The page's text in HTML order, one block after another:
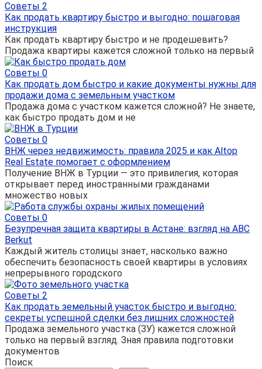
Советы 2
Как продать квартиру быстро и выгодно: пошаговая
инструкция
Как продать квартиру быстро и не продешевить?
Продажа квартиры кажется сложной только на первый
Советы 0
Как продать дом быстро и какие документы нужны для
продажи дома с земельным участком
Продажа дома с участком кажется сложной? Не знаете,
как быстро продать дом и не
Советы 0
ВНЖ через недвижимость: правила 2025 и как Altop
Real Estate помогает с оформлением
Получение ВНЖ в Турции — это привилегия, которая
открывает перед иностранными гражданами
множество новых
Советы 0
Безупречная защита квартиры в Астане: взгляд на ABC
Berkut
Каждый житель столицы знает, насколько важно
обеспечить безопасность своей квартиры в условиях
непрерывного городского
Советы 2
Как продать земельный участок быстро и выгодно:
секреты успешной сделки без лишних сложностей
Продажа земельного участка (ЗУ) кажется сложной
только на первый взгляд. Зная правила подготовки
документов
Поиск